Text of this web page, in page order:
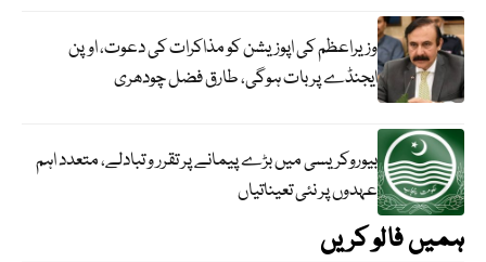
وزیراعظم کی اپوزیشن کو مذاکرات کی دعوت، اوپن
ایجنڈے پر بات ہوگی، طارق فضل چودھری
بیوروکریسی میں بڑے پیمانے پر تقرر و تبادلے، متعدد اہم
عہدوں پر نئی تعیناتیاں
ہمیں فالو کریں